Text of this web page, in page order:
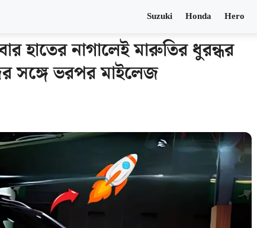
Suzuki Honda Hero
নাগালেই মারুতির ধুরন্ধর
সঙ্গে ভরপর মাইলেজ